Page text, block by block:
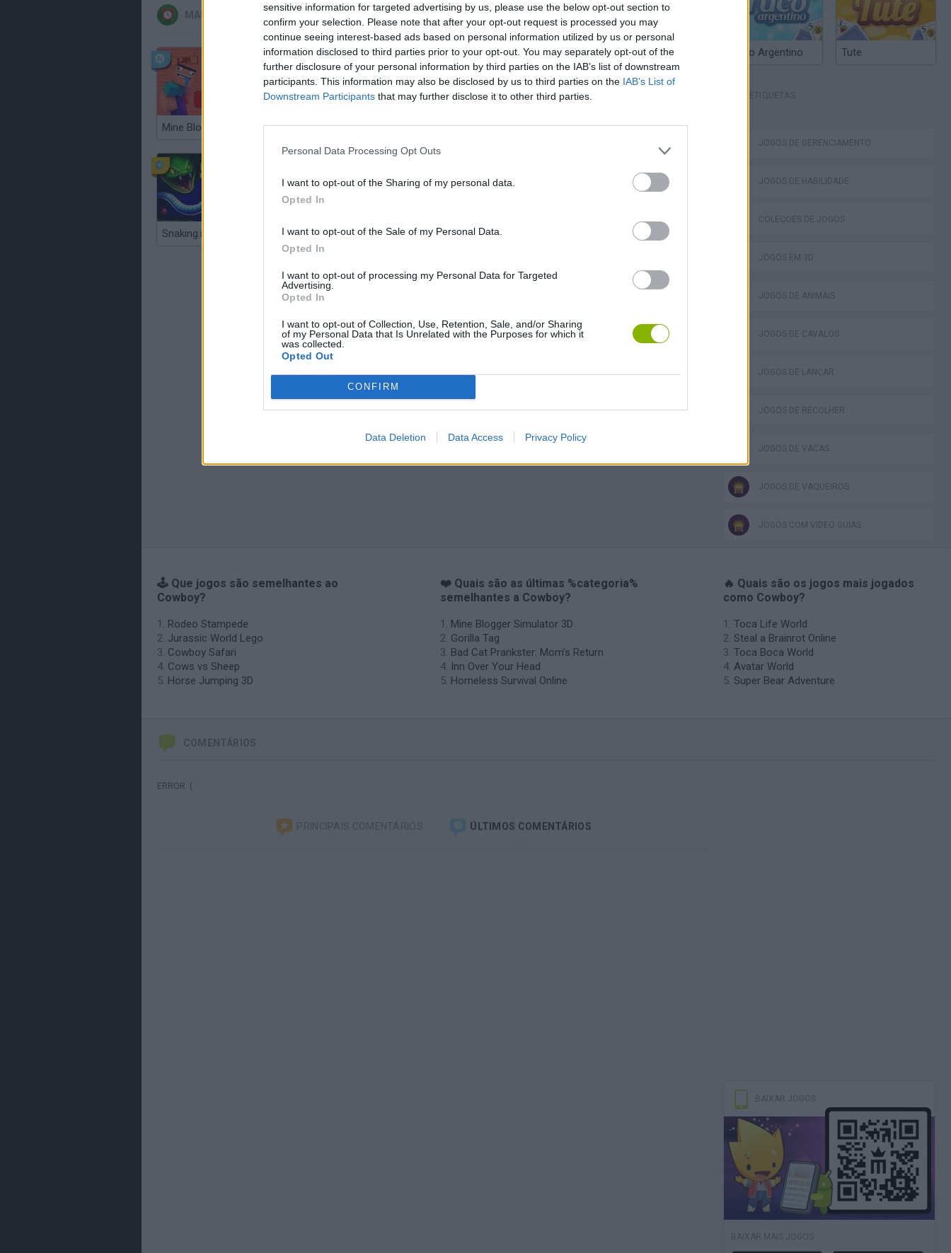
sensitive information for targeted advertising by us, please use the below opt-out section to
confirm your selection. Please note that after your opt-out request is processed you may
continue seeing interest-based ads based on personal information utilized by us or personal
information disclosed to third parties prior to your opt-out. You may separately opt-out of the
further disclosure of your personal information by third parties on the IAB’s list of downstream
participants. This information may also be disclosed by us to third parties on the IAB’s List of
Downstream Participants that may further disclose it to other third parties.
Personal Data Processing Opt Outs
I want to opt-out of the Sharing of my personal data.
Opted In
I want to opt-out of the Sale of my Personal Data.
Opted In
I want to opt-out of processing my Personal Data for Targeted
Advertising.
Opted In
I want to opt-out of Collection, Use, Retention, Sale, and/or Sharing
of my Personal Data that Is Unrelated with the Purposes for which it
was collected.
Opted Out
CONFIRM
Data Deletion Data Access Privacy Policy
MAIS RECENTES JOGOS DE GERENCIAMENTO
Gorilla Tag Bad Cat Prankster: Mom’s Return Inn Over Your Head
Snaking.io Mole Kingdom Defense Backyard Dig Hole 3D Simulator
Truco Argentino Tute
ETIQUETAS
JOGOS DE GERENCIAMENTO
JOGOS DE HABILIDADE
COLEÇÕES DE JOGOS
JOGOS EM 3D
JOGOS DE ANIMAIS
JOGOS DE CAVALOS
JOGOS DE LANÇAR
JOGOS DE RECOLHER
JOGOS DE VACAS
JOGOS DE VAQUEIROS
JOGOS COM VIDEO GUIAS
🕹️ Que jogos são semelhantes ao
Cowboy?
Rodeo Stampede
Jurassic World Lego
Cowboy Safari
Cows vs Sheep
Horse Jumping 3D
❤️ Quais são as últimas %categoria%
semelhantes a Cowboy?
Mine Blogger Simulator 3D
Gorilla Tag
Bad Cat Prankster: Mom’s Return
Inn Over Your Head
Homeless Survival Online
🔥 Quais são os jogos mais jogados
como Cowboy?
Toca Life World
Steal a Brainrot Online
Toca Boca World
Avatar World
Super Bear Adventure
COMENTÁRIOS
ERROR :(
PRINCIPAIS COMENTÁRIOS ÚLTIMOS COMENTÁRIOS
BAIXAR JOGOS
BAIXAR MAIS JOGOS